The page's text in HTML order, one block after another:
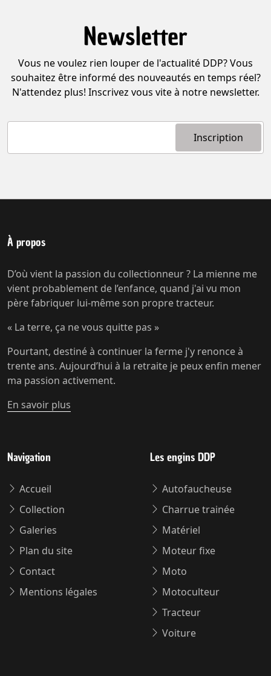
Newsletter
Vous ne voulez rien louper de l'actualité DDP? Vous
souhaitez être informé des nouveautés en temps réel?
N'attendez plus! Inscrivez vous vite à notre newsletter.
À propos
D’où vient la passion du collectionneur ? La mienne me
vient probablement de l’enfance, quand j'ai vu mon
père fabriquer lui-même son propre tracteur.
« La terre, ça ne vous quitte pas »
Pourtant, destiné à continuer la ferme j'y renonce à
trente ans. Aujourd’hui à la retraite je peux enfin mener
ma passion activement.
En savoir plus
Navigation
Accueil
Collection
Galeries
Plan du site
Contact
Mentions légales
Les engins DDP
Autofaucheuse
Charrue trainée
Matériel
Moteur fixe
Moto
Motoculteur
Tracteur
Voiture